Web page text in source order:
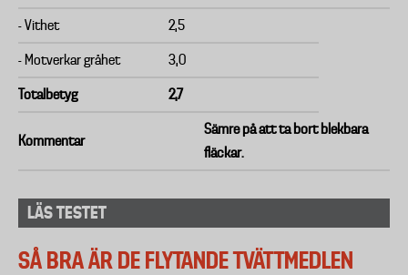
- Vithet 2,5
- Motverkar gråhet 3,0
Totalbetyg 2,7
Kommentar
Sämre på att ta bort blekbara
fläckar.
LÄS TESTET
SÅ BRA ÄR DE FLYTANDE TVÄTTMEDLEN